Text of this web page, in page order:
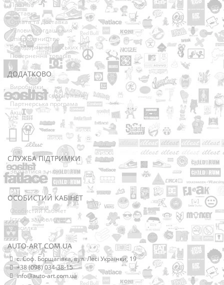
Про нас
Доставка
Оплата та Доставка
Условия соглашения
Співробітництво
Володарям авторських прав
Повернення товарів
ДОДАТКОВО
Виробники
Подарункові сертифікати
Партнерська програма
Акції
СЛУЖБА ПІДТРИМКИ
Зв’язатися з нами
Мапа сайту
ОСОБИСТИЙ КАБІНЕТ
Особистий Кабінет
Історія замовлень
Розсилка
AUTO-ART.COM.UA
с. Соф. Борщагівка, вул. Лесі Українки, 19
+38 (098) 034-38-15
info@auto-art.com.ua